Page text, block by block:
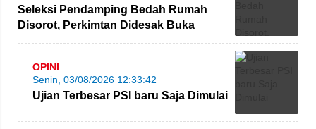
Seleksi Pendamping Bedah Rumah
Disorot, Perkimtan Didesak Buka
Seluruh Proses Rekrutmen
OPINI
Senin, 03/08/2026 12:33:42
Ujian Terbesar PSI baru Saja Dimulai